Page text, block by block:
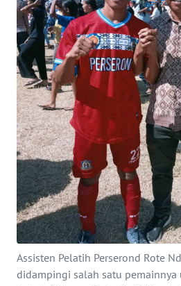
Assisten Pelatih Perserond Rote
didampingi salah satu pemainnya
BERITA
KONTAK
KAMI
INFO
IKLAN
TENTANG
KAMI
PEDOMAN
MEDIA
SIBER
REDAKSI